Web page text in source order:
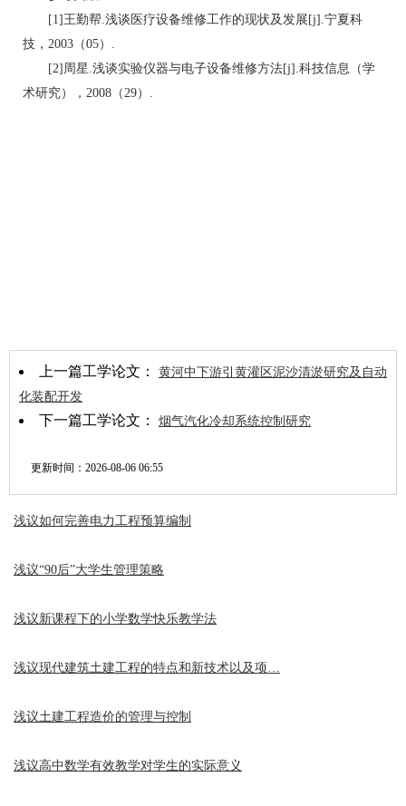
[1]王勤帮.浅谈医疗设备维修工作的现状及发展[j].宁夏科
技，2003（05）.
[2]周星.浅谈实验仪器与电子设备维修方法[j].科技信息（学
术研究），2008（29）.
上一篇工学论文： 黄河中下游引黄灌区泥沙清淤研究及自动
化装配开发
下一篇工学论文： 烟气汽化冷却系统控制研究
更新时间： 2026-08-06 06:55
浅议如何完善电力工程预算编制
浅议“90后”大学生管理策略
浅议新课程下的小学数学快乐教学法
浅议现代建筑土建工程的特点和新技术以及项…
浅议土建工程造价的管理与控制
浅议高中数学有效教学对学生的实际意义